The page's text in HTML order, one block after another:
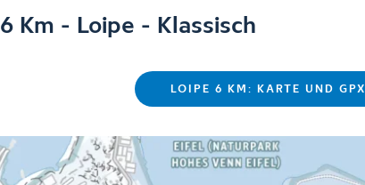
6 Km - Loipe - Klassisch
LOIPE 6 KM: KARTE UND GPX